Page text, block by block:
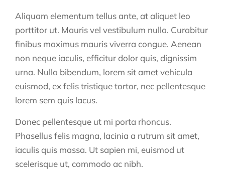
Aliquam elementum tellus ante, at aliquet leo
porttitor ut. Mauris vel vestibulum nulla. Curabitur
finibus maximus mauris viverra congue. Aenean
non neque iaculis, efficitur dolor quis, dignissim
urna. Nulla bibendum, lorem sit amet vehicula
euismod, ex felis tristique tortor, nec pellentesque
lorem sem quis lacus.
Donec pellentesque ut mi porta rhoncus.
Phasellus felis magna, lacinia a rutrum sit amet,
iaculis quis massa. Ut sapien mi, euismod ut
scelerisque ut, commodo ac nibh.